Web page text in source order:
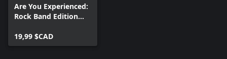
Are You Experienced:
Rock Band Edition
19,99 $CAD